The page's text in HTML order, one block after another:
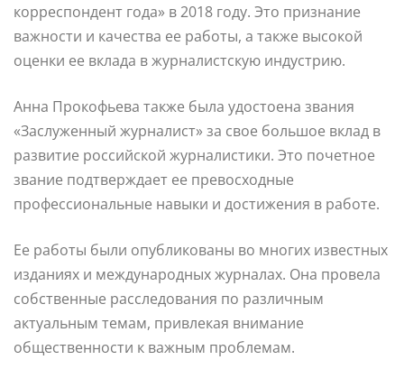
корреспондент года» в 2018 году. Это признание
важности и качества ее работы, а также высокой
оценки ее вклада в журналистскую индустрию.
Анна Прокофьева также была удостоена звания
«Заслуженный журналист» за свое большое вклад в
развитие российской журналистики. Это почетное
звание подтверждает ее превосходные
профессиональные навыки и достижения в работе.
Ее работы были опубликованы во многих известных
изданиях и международных журналах. Она провела
собственные расследования по различным
актуальным темам, привлекая внимание
общественности к важным проблемам.